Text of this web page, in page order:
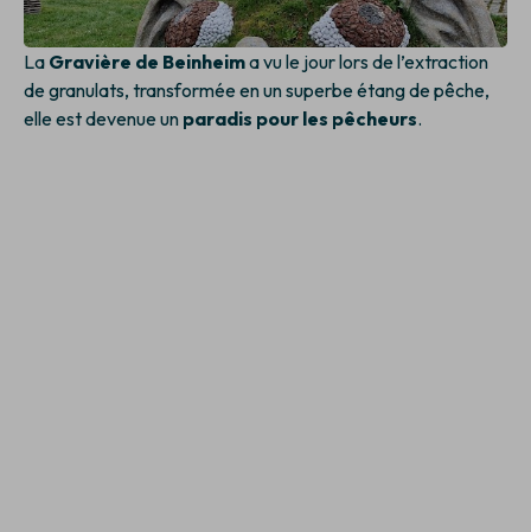
La Gravière de Beinheima vu le jour lors de l’extraction
de granulats, transformée en un superbe étang de pêche,
elle est devenue un paradis pour les pêcheurs.